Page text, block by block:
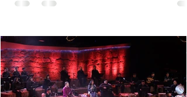
tendance observée ces dernières saisons dans
consacrées au rap enregistrent régulièrement
fortes affluences. Cette montée en puissance
témoigne d'une transformation des goûts
du public et de l'intégration durable du rap au
de la scène artistique nationale, depuis